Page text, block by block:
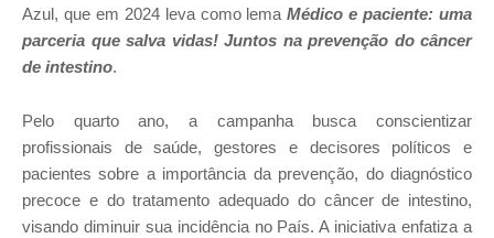
Azul, que em 2024 leva como lemaMédico e paciente: uma
parceria que salva vidas! Juntos na prevenção do câncer
de intestino.
Pelo quarto ano, a campanha busca conscientizar
profissionais de saúde, gestores e decisores políticos e
pacientes sobre a importância da prevenção, do diagnóstico
precoce e do tratamento adequado do câncer de intestino,
visando diminuir sua incidência no País. A iniciativa enfatiza a